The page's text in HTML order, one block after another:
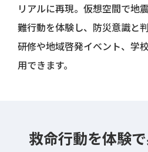
リアルに再現。仮想空間で地
難行動を体験し、防災意識と
研修や地域啓発イベント、学
用できます。
救命行動を体験